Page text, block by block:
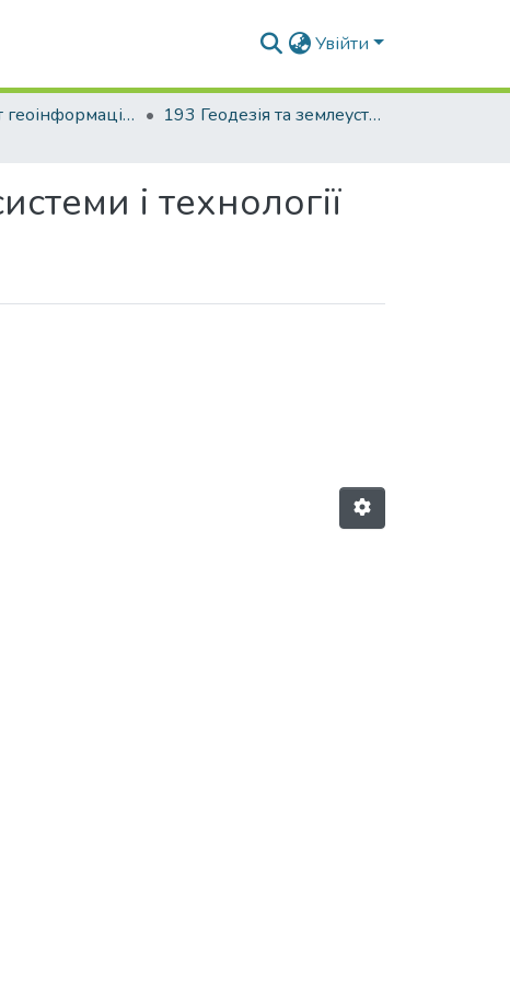
Увійти
Факультет геоінформаційних систем та управління територіями
193 Геодезія та землеустрій. Геоінформаційні системи і технології
і технології